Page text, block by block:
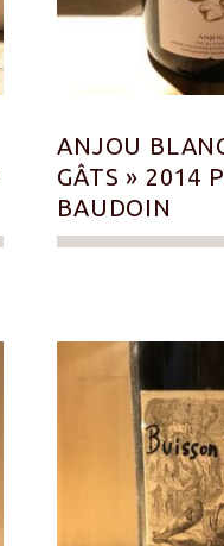
ANJOU
GÂTS » 2014
BAUDOIN